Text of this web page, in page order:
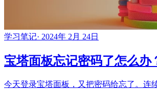
学习笔记· 2024年 2月 24日
宝塔面板忘记密码了怎么办
今天登录宝塔面板，又把密码给忘了。连